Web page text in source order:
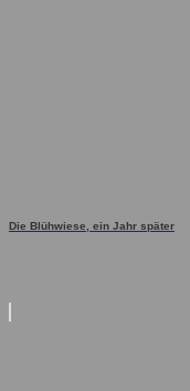
Die Blühwiese, ein Jahr später